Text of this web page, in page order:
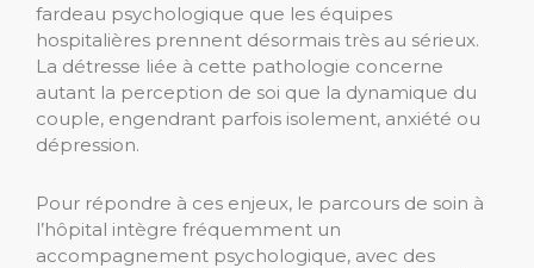
fardeau psychologique que les équipes
hospitalières prennent désormais très au sérieux.
La détresse liée à cette pathologie concerne
autant la perception de soi que la dynamique du
couple, engendrant parfois isolement, anxiété ou
dépression.
Pour répondre à ces enjeux, le parcours de soin à
l’hôpital intègre fréquemment un
accompagnement psychologique, avec des